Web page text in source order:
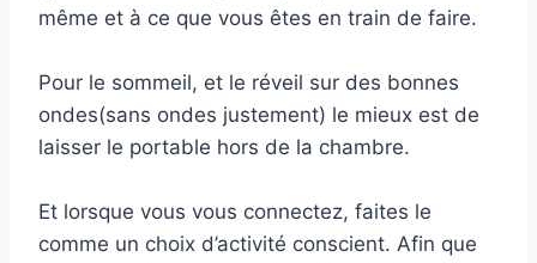
même et à ce que vous êtes en train de faire.
Pour le sommeil, et le réveil sur des bonnes
ondes(sans ondes justement) le mieux est de
laisser le portable hors de la chambre.
Et lorsque vous vous connectez, faites le
comme un choix d’activité conscient. Afin que